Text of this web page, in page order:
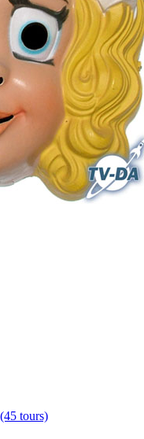
tours)